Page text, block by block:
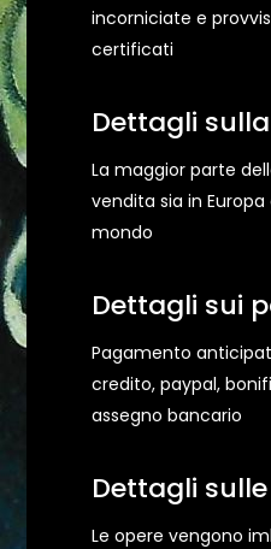
incorniciate e
certificati
Dettagli
La maggior parte
vendita sia in
mondo
Dettagli sui
Pagamento
credito, paypal,
assegno bancario
Dettagli
Le opere vengono